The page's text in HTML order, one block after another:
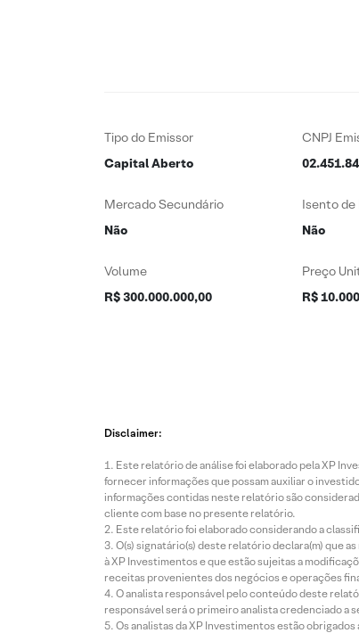
Tipo do Emissor
Capital Aberto
CNPJ
Mercado Secundário
Não
Isento de
Não
Volume
R$ 300.000.000,00
Preço
R$
Disclaimer:
Este relatório de análise foi elaborado pela XP
fornecer informações que possam auxiliar o
informações contidas neste relatório são
cliente com base no presente relatório.
Este relatório foi elaborado considerando a
O(s) signatário(s) deste relatório declara(m) que
à XP Investimentos e que estão sujeitas a
receitas provenientes dos negócios e operações
O analista responsável pelo conteúdo deste
responsável será o primeiro analista credenciado a
Os analistas da XP Investimentos estão